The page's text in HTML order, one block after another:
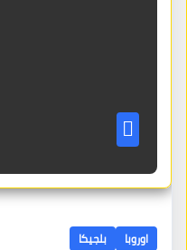
اوروبا بلجيكا